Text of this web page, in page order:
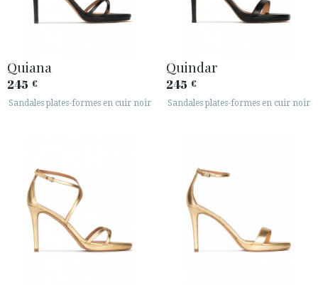
Quiana
245 €
Sandales plates-formes en cuir noir
Quindar
245 €
Sandales plates-formes en cuir noir